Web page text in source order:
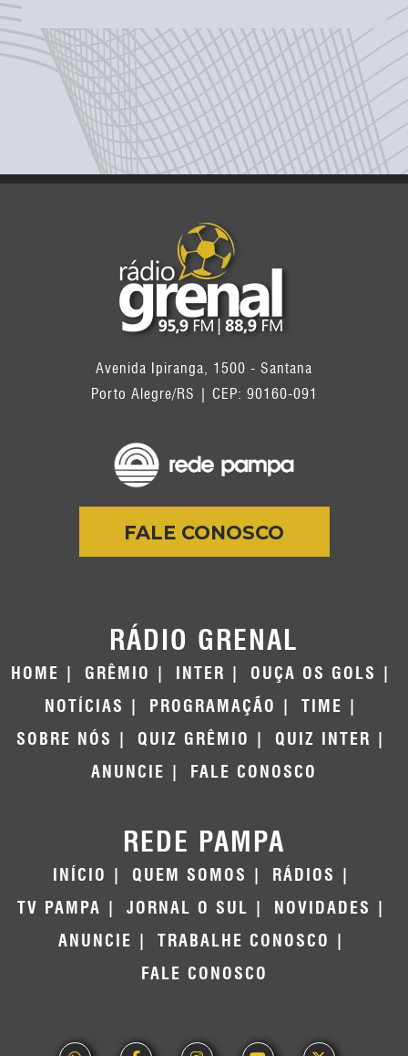
Avenida Ipiranga, 1500 - Santana
Porto Alegre/RS | CEP: 90160-091
FALE CONOSCO
RÁDIO GRENAL
HOME GRÊMIO INTER
OUÇA OS GOLS
NOTÍCIAS
PROGRAMAÇÃO
TIME
SOBRE NÓS
QUIZ GRÊMIO
QUIZ INTER
ANUNCIE
FALE CONOSCO
REDE PAMPA
INÍCIO QUEM SOMOS
RÁDIOS
TV PAMPA
JORNAL O SUL
NOVIDADES
ANUNCIE
TRABALHE CONOSCO
FALE CONOSCO